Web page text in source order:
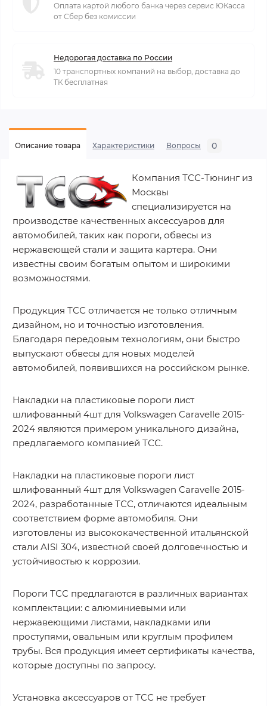
Оплата картой любого банка через сервис ЮКасса
от Сбер без комиссии
Недорогая доставка по России
10 транспортных компаний на выбор, доставка до
ТК бесплатная
Описание товара Характеристики Вопросы 0
Компания ТСС-Тюнинг из
Москвы
специализируется на
производстве качественных аксессуаров для
автомобилей, таких как пороги, обвесы из
нержавеющей стали и защита картера. Они
известны своим богатым опытом и широкими
возможностями.
Продукция ТСС отличается не только отличным
дизайном, но и точностью изготовления.
Благодаря передовым технологиям, они быстро
выпускают обвесы для новых моделей
автомобилей, появившихся на российском рынке.
Накладки на пластиковые пороги лист
шлифованный 4шт для Volkswagen Caravelle 2015-
2024 являются примером уникального дизайна,
предлагаемого компанией ТСС.
Накладки на пластиковые пороги лист
шлифованный 4шт для Volkswagen Caravelle 2015-
2024, разработанные ТСС, отличаются идеальным
соответствием форме автомобиля. Они
изготовлены из высококачественной итальянской
стали AISI 304, известной своей долговечностью и
устойчивостью к коррозии.
Пороги ТСС предлагаются в различных вариантах
комплектации: с алюминиевыми или
нержавеющими листами, накладками или
проступями, овальным или круглым профилем
трубы. Вся продукция имеет сертификаты качества,
которые доступны по запросу.
Установка аксессуаров от ТСС не требует